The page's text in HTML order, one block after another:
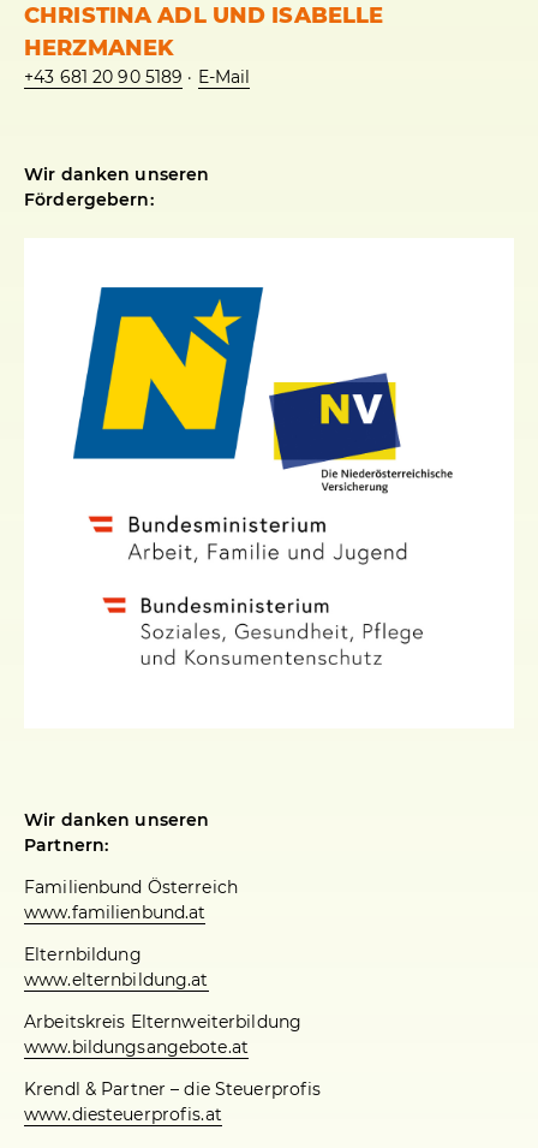
CHRISTINA ADL UND ISABELLE
HERZMANEK
+43 681 20 90 5189 · E-Mail
Wir danken unseren
Fördergebern:
Wir danken unseren
Partnern:
Familienbund Österreich
www.familienbund.at
Elternbildung
www.elternbildung.at
Arbeitskreis Elternweiterbildung
www.bildungsangebote.at
Krendl & Partner – die Steuerprofis
www.diesteuerprofis.at